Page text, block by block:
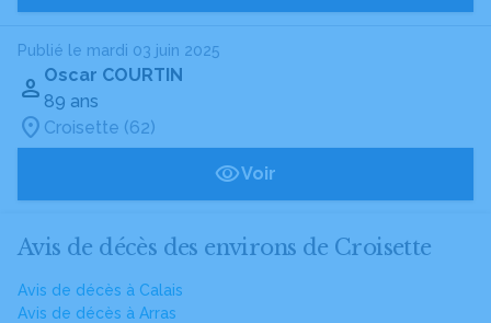
Publié le mardi 03 juin 2025
Oscar COURTIN
89 ans
Croisette (62)
Voir
Avis de décès des environs de Croisette
Avis de décès à Calais
Avis de décès à Arras